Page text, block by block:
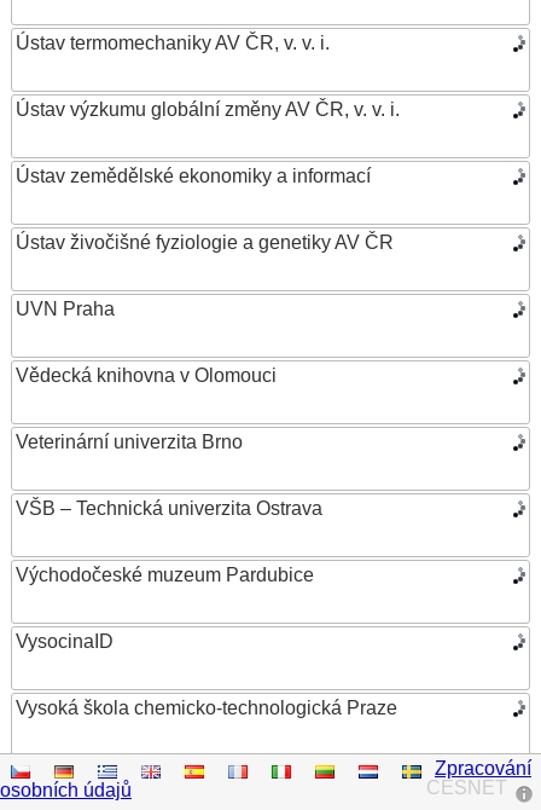
Ústav termomechaniky AV ČR, v. v. i.
Ústav výzkumu globální změny AV ČR, v. v. i.
Ústav zemědělské ekonomiky a informací
Ústav živočišné fyziologie a genetiky AV ČR
UVN Praha
Vědecká knihovna v Olomouci
Veterinární univerzita Brno
VŠB – Technická univerzita Ostrava
Východočeské muzeum Pardubice
VysocinaID
Vysoká škola chemicko-technologická Praze
Vysoká škola ekonomická v Praze
CESNET
Zpracování
osobních údajů